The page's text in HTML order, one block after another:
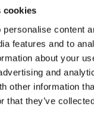
cookies
content
features and to
about your
and
other information
that they’ve
【単曲】ロックマ
ベント オリジナル
ック Drifting Floe